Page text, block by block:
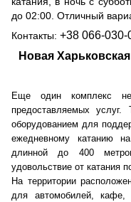
до 02:00. Отличный
Контакты: +38 066-030-
Новая
Еще один комплекс
предоставляемых услуг.
оборудованием для
ежедневному катанию
длинной до 400
удовольствие от катания
На территории
для автомобилей, кафе,